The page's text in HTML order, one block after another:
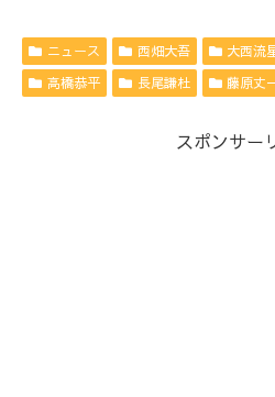
ニュース 西畑大吾 大西流
高橋恭平
長尾謙杜 藤原丈
スポンサー